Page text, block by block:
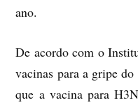
ano.
De acordo com o
vacinas para a gripe
que a vacina para